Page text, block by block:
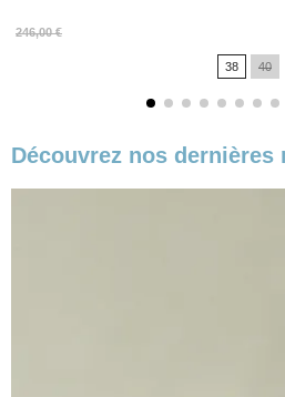
246,00 €
Prix
38 40
Découvrez nos dernières